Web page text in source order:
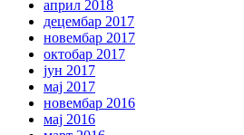
април 2018
децембар 2017
новембар 2017
октобар 2017
јун 2017
мај 2017
новембар 2016
мај 2016